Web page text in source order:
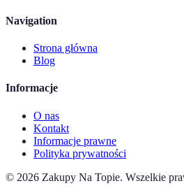
Navigation
Strona główna
Blog
Informacje
O nas
Kontakt
Informacje prawne
Polityka prywatności
© 2026 Zakupy Na Topie. Wszelkie